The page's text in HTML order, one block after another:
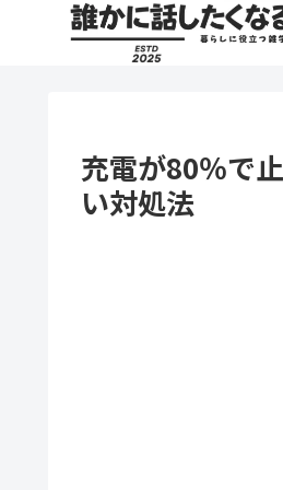
充電が80％で
い対処法